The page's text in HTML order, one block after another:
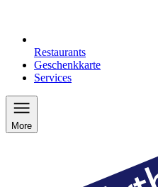
Restaurants
Geschenkkarte
Services
More